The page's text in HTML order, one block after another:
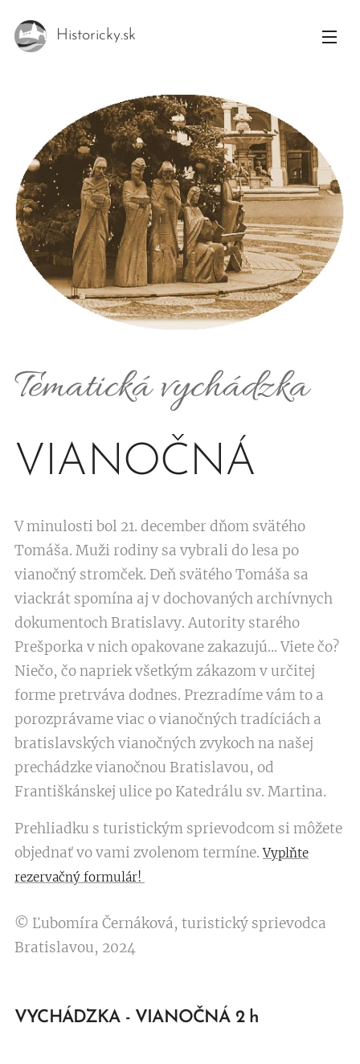
Historicky.sk
Tematická vychádzka
VIANOČNÁ
V minulosti bol 21. december dňom svätého
Tomáša. Muži rodiny sa vybrali do lesa po
vianočný stromček. Deň svätého Tomáša sa
viackrát spomína aj v dochovaných archívnych
dokumentoch Bratislavy. Autority starého
Prešporka v nich opakovane zakazujú... Viete čo?
Niečo, čo napriek všetkým zákazom v určitej
forme pretrváva dodnes. Prezradíme vám to a
porozprávame viac o vianočných tradíciách a
bratislavských vianočných zvykoch na našej
prechádzke vianočnou Bratislavou, od
Františkánskej ulice po Katedrálu sv. Martina.
Prehliadku s turistickým sprievodcom si môžete
objednať vo vami zvolenom termíne.Vyplňte
rezervačný formulár!
© Ľubomíra Černáková, turistický sprievodca
Bratislavou, 2024
VYCHÁDZKA - VIANOČNÁ 2 h